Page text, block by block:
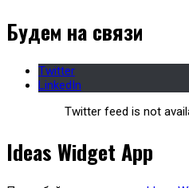
Будем на связи
Twitter
LinkedIn
Twitter feed is not
Ideas Widget App